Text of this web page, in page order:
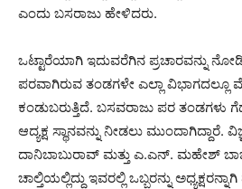
ಎಂದು ಬಸರಾಜು ಹೇಳಿದರು.
ಒಟ್ಟಾರೆಯಾಗಿ ಇದುವರೆಗಿನ ಪ್ರಚಾರವನ್ನು
ಪರವಾಗಿರುವ ತಂಡಗಳೇ ಎಲ್ಲಾ ವಿಭಾಗದಲ್ಲೂ
ಕಂಡುಬರುತ್ತಿದೆ. ಬಸವರಾಜು ಪರ ತಂಡಗಳು
ಆದ್ಯಕ್ಷ ಸ್ಥಾನವನ್ನು ನೀಡಲು ಮುಂದಾಗಿದ್ದಾರೆ.
ದಾನಿಬಾಬುರಾವ್ ಮತ್ತು ಎ.ಎನ್. ಮಹೇಶ್
ಚಾಲ್ತಿಯಲ್ಲಿದ್ದು ಇವರಲ್ಲಿ ಒಬ್ಬರನ್ನು